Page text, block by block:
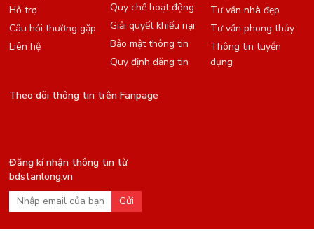
Hỗ trợ
Câu hỏi thường gặp
Liên hệ
Quy chế hoạt động
Giải quyết khiếu nại
Bảo mật thông tin
Quy định đăng tin
Tư vấn nhà đẹp
Tư vấn phong thủy
Thông tin tuyển
dụng
Theo dõi thông tin trên Fanpage
Đăng kí nhận thông tin từ
bdstanlong.vn
Gửi